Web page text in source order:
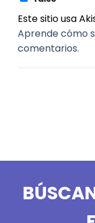
Este sitio usa
Aprende cómo
comentarios.